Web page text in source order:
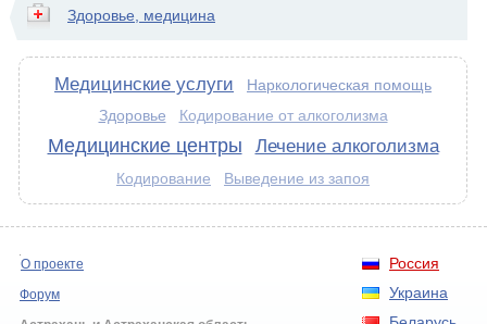
Здоровье, медицина
Медицинские услуги
Наркологическая помощь
Здоровье
Кодирование от алкоголизма
Медицинские центры Лечение алкоголизма
Кодирование Выведение из запоя
Россия
Украина
О проекте
Форум